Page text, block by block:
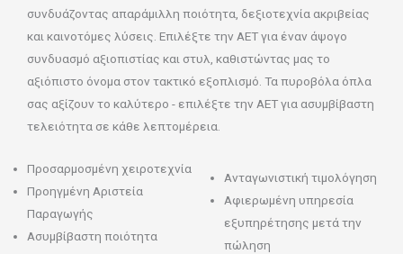
συνδυάζοντας απαράμιλλη ποιότητα, δεξιοτεχνία ακριβείας
και καινοτόμες λύσεις. Επιλέξτε την AET για έναν άψογο
συνδυασμό αξιοπιστίας και στυλ, καθιστώντας μας το
αξιόπιστο όνομα στον τακτικό εξοπλισμό. Τα πυροβόλα όπλα
σας αξίζουν το καλύτερο - επιλέξτε την AET για ασυμβίβαστη
τελειότητα σε κάθε λεπτομέρεια.
Προσαρμοσμένη χειροτεχνία
Προηγμένη Αριστεία
Παραγωγής
Ασυμβίβαστη ποιότητα
Ανταγωνιστική τιμολόγηση
Αφιερωμένη υπηρεσία
εξυπηρέτησης μετά την
πώληση